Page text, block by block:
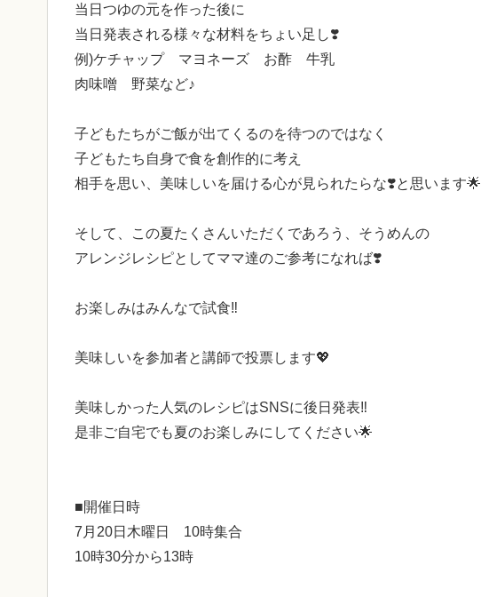
当日つゆの元を作った後に
当日発表される様々な材料をちょい足し❣️
例)ケチャップ マヨネーズ お酢 牛乳
肉味噌 野菜など♪
子どもたちがご飯が出てくるのを待つのではなく
子どもたち自身で食を創作的に考え
相手を思い、美味しいを届ける心が見られたらな❣️と思います🌟
そして、この夏たくさんいただくであろう、そうめんの
アレンジレシピとしてママ達のご参考になれば❣️
お楽しみはみんなで試食‼️
美味しいを参加者と講師で投票します💖
美味しかった人気のレシピはSNSに後日発表‼️
是非ご自宅でも夏のお楽しみにしてください🌟
■開催日時
7月20日木曜日 10時集合
10時30分から13時